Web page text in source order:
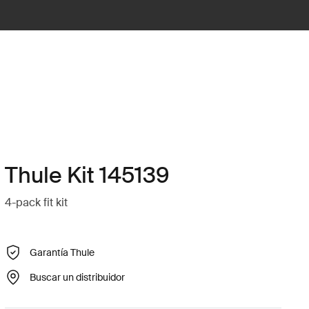
Thule Kit 145139
4-pack fit kit
Garantía Thule
Buscar un distribuidor